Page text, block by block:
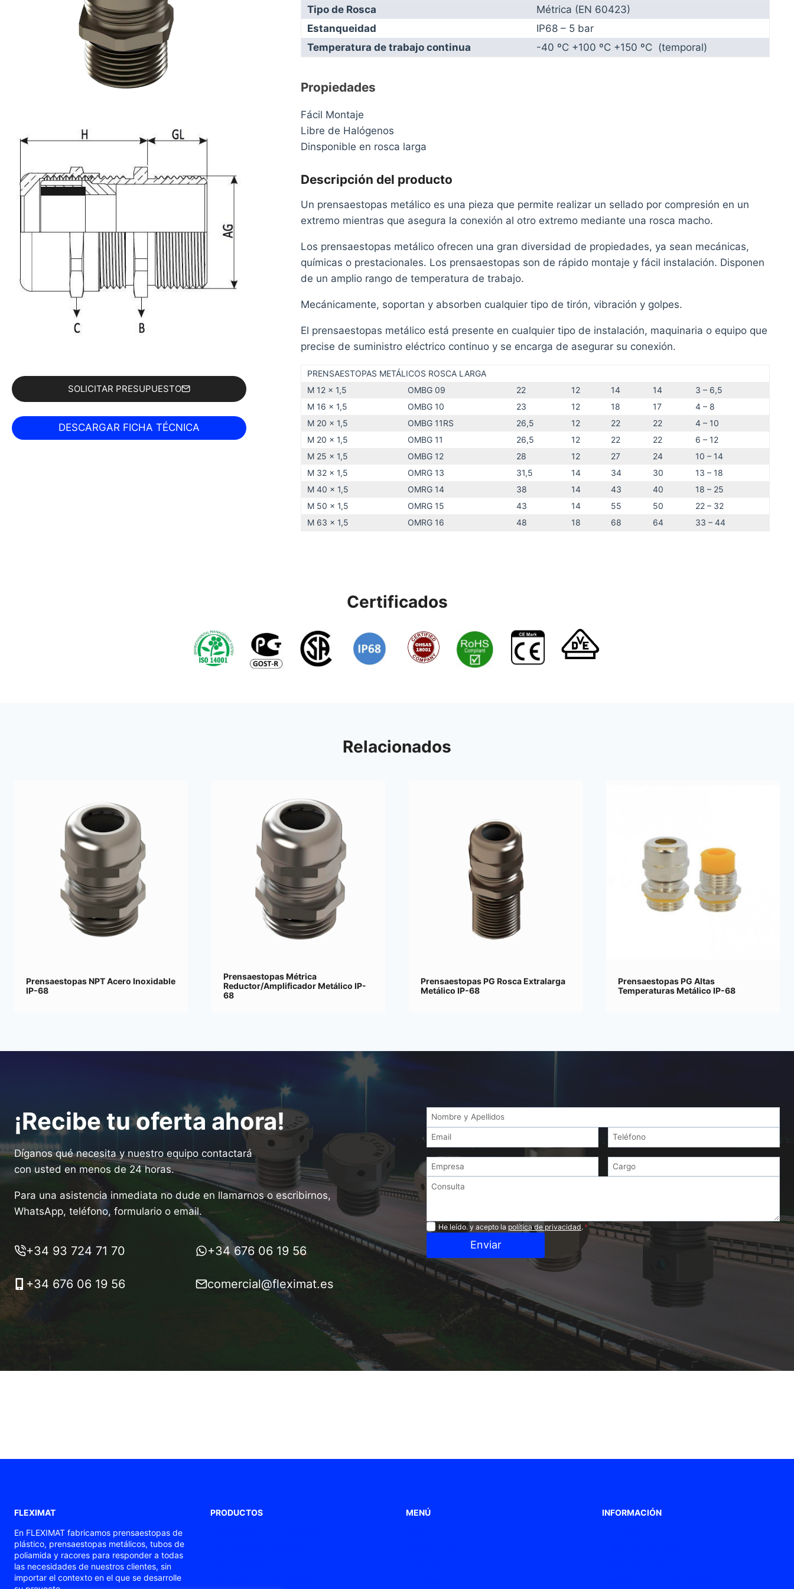
SOLICITAR PRESUPUESTO
Tipo de Rosca
Métrica (EN 60423)
Estanqueidad
IP68 – 5 bar
Temperatura de trabajo continua
-40 ºC +100 ºC +150 ºC (temporal)
Propiedades
Fácil Montaje
Libre de Halógenos
Dinsponible en rosca larga
Descripción del producto
Un prensaestopas metálico es una pieza que permite realizar un sellado por compresión en un
extremo mientras que asegura la conexión al otro extremo mediante una rosca macho.
Los prensaestopas metálico ofrecen una gran diversidad de propiedades, ya sean mecánicas,
químicas o prestacionales. Los prensaestopas son de rápido montaje y fácil instalación. Disponen
de un amplio rango de temperatura de trabajo.
Mecánicamente, soportan y absorben cualquier tipo de tirón, vibración y golpes.
El prensaestopas metálico está presente en cualquier tipo de instalación, maquinaria o equipo que
precise de suministro eléctrico continuo y se encarga de asegurar su conexión.
PRENSAESTOPAS METÁLICOS ROSCA LARGA
M 12 x 1,5
OMBG 09 22 12 14 14
3 – 6,5
M 16 x 1,5
OMBG 10 23 12 18 17
4 – 8
M 20 x 1,5
OMBG 11RS 26,5 12 22 22
4 – 10
M 20 x 1,5
OMBG 11 26,5 12 22 22
6 – 12
M 25 x 1,5
OMBG 12 28 12 27 24
10 – 14
M 32 x 1,5
OMRG 13 31,5 14 34 30
13 – 18
M 40 x 1,5
OMRG 14 38 14 43 40
18 – 25
M 50 x 1,5
OMRG 15 43 14 55 50
22 – 32
M 63 x 1,5
OMRG 16 48 18 68 64 33 – 44
Certificados
Relacionados
Prensaestopas NPT Acero Inoxidable
IP-68
Prensaestopas Métrica
Reductor/Amplificador Metálico IP-
68
Prensaestopas PG Rosca Extralarga
Metálico IP-68
Prensaestopas PG Altas
Temperaturas Metálico IP-68
¡Recibe tu oferta ahora!
Díganos qué necesita y nuestro equipo contactará
con usted en menos de 24 horas.
Para una asistencia inmediata no dude en llamarnos o escribirnos,
WhatsApp, teléfono, formulario o email.
+34 93 724 71 70 +34 676 06 19 56
+34 676 06 19 56 comercial@fleximat.es
Privacidad
He leído. y acepto la política de privacidad. *
Enviar
FLEXIMAT
En FLEXIMAT fabricamos prensaestopas de
plástico, prensaestopas metálicos, tubos de
poliamida y racores para responder a todas
las necesidades de nuestros clientes, sin
importar el contexto en el que se desarrolle
PRODUCTOS
MENÚ
INFORMACIÓN